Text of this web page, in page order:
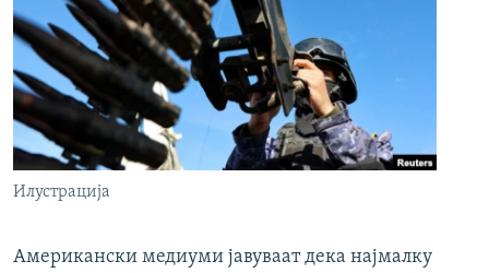
Илустрација
Американски медиуми јавуваат дека најмалку